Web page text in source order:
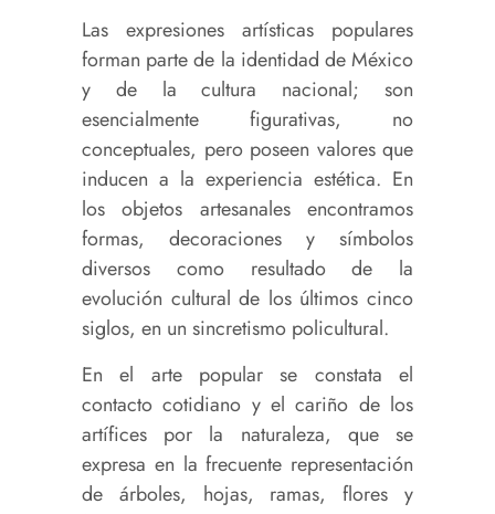
Las expresiones artísticas populares
forman parte de la identidad de México
y de la cultura nacional; son
esencialmente figurativas, no
conceptuales, pero poseen valores que
inducen a la experiencia estética. En
los objetos artesanales encontramos
formas, decoraciones y símbolos
diversos como resultado de la
evolución cultural de los últimos cinco
siglos, en un sincretismo policultural.
En el arte popular se constata el
contacto cotidiano y el cariño de los
artífices por la naturaleza, que se
expresa en la frecuente representación
de árboles, hojas, ramas, flores y